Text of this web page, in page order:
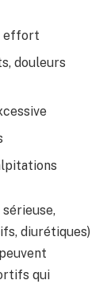
effort
douleurs
diurétiques)
qui